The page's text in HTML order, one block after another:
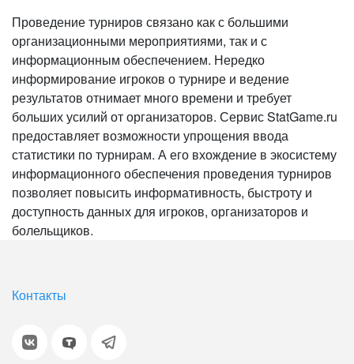
Проведение турниров связано как с большими
организационными мероприятиями, так и с
информационным обеспечением. Нередко
информирование игроков о турнире и ведение
результатов отнимает много времени и требует
больших усилий от организаторов. Сервис StatGame.ru
предоставляет возможности упрощения ввода
статистики по турнирам. А его вхождение в экосистему
информационного обеспечения проведения турниров
позволяет повысить информативность, быстроту и
доступность данных для игроков, организаторов и
болельщиков.​​​​​​​​​​​​​​​​​​​​​​​​​​​​​​​​​​​​​​​​​​​​​​​​​​​​​​​​​​​​
Контакты